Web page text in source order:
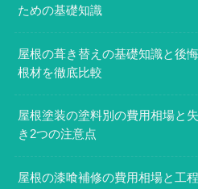
ための基礎知識
屋根の葺き替えの基礎知識と後
根材を徹底比較
屋根塗装の塗料別の費用相場と
き2つの注意点
屋根の漆喰補修の費用相場と工